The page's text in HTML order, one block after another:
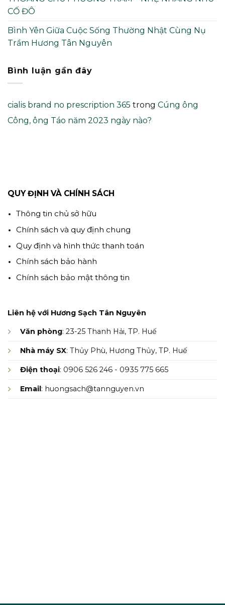
CỐ ĐÔ
Bình Yên Giữa Cuộc Sống Thường Nhật Cùng Nụ
Trầm Hương Tân Nguyên
Bình luận gần đây
cialis brand no prescription 365 trong Cúng ông
Công, ông Táo năm 2023 ngày nào?
QUY ĐỊNH VÀ CHÍNH SÁCH
Thông tin chủ sở hữu
Chính sách và quy định chung
Quy định và hình thức thanh toán
Chính sách bảo hành
Chính sách bảo mật thông tin
Liên hệ với Hương Sạch Tân Nguyên
Văn phòng: 23-25 Thanh Hải, TP. Huế
Nhà máy SX: Thủy Phù, Hương Thủy, TP. Huế
Điện thoại: 0906 526 246 - 0935 775 665
Email: huongsach@tannguyen.vn